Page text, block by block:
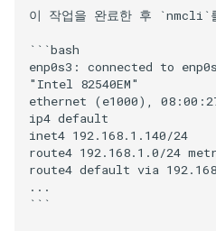
이 작업을 완료한 후 `nmcli`
```bash
enp0s3: connected to
"Intel 82540EM"
ethernet (e1000),
ip4 default
inet4 192.168.1.140/24
route4 192.168.1.0/24
route4 default via
...
```